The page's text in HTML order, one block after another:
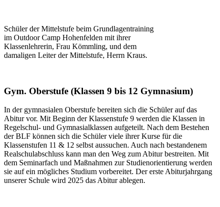
Schüler der Mittelstufe beim Grundlagentraining
im Outdoor Camp Hohenfelden mit ihrer
Klassenlehrerin, Frau Kömmling, und dem
damaligen Leiter der Mittelstufe, Herrn Kraus.
Gym. Oberstufe (Klassen 9 bis 12 Gymnasium)
In der gymnasialen Oberstufe bereiten sich die Schüler auf das
Abitur vor. Mit Beginn der Klassenstufe 9 werden die Klassen in
Regelschul- und Gymnasialklassen aufgeteilt. Nach dem Bestehen
der BLF können sich die Schüler viele ihrer Kurse für die
Klassenstufen 11 & 12 selbst aussuchen. Auch nach bestandenem
Realschulabschluss kann man den Weg zum Abitur bestreiten. Mit
dem Seminarfach und Maßnahmen zur Studienorientierung werden
sie auf ein mögliches Studium vorbereitet. Der erste Abiturjahrgang
unserer Schule wird 2025 das Abitur ablegen.